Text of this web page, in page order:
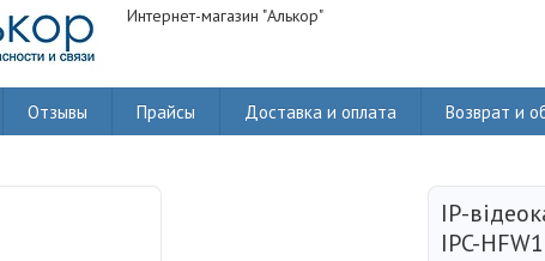
Интернет-магазин "Алькор"
Отзывы Прайсы Доставка и оплата Возврат и
IP-
IPC-